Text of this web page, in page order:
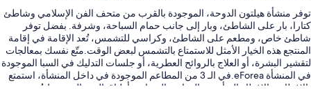
توفر منشأة هيلتون الدوحة، الموجودة بالقرب من متحف الفن الإسلامي وشاطئ
كتارا، بار على الشاطئ، وبار إلى جانب حمام السباحة، وشرفة. بفضل توفر
شاطئ خاص، ومطعم على الشاطئ، وكراسي للتشمس، تُعد الإقامة في إقامة
المنتجع هذه الخيار الأمثل للاستمتاع بالتشمس لبعض الوقت.متّع نفسك بمعالجات
لتقشير البشرة، أو العلاج بالروائح العطرية، أو جلسات التدليك في السبا الموجودة
في المنشأة eForea.في الـ 3 من المطاعم الموجودة في داخل المنشأة، استمتع